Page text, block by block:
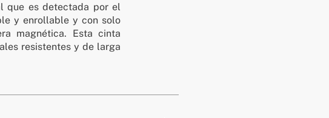
que es detectada por el
y enrollable y con solo
magnética. Esta cinta
resistentes y de larga